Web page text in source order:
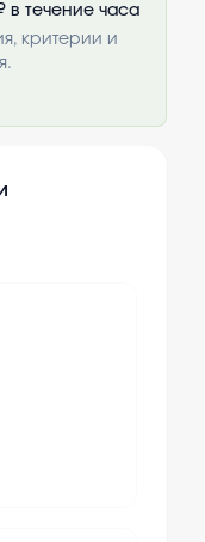
в течение часа
критерии и